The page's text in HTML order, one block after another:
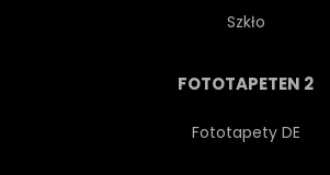
Szkło
FOTOTAPETEN 2
Fototapety DE